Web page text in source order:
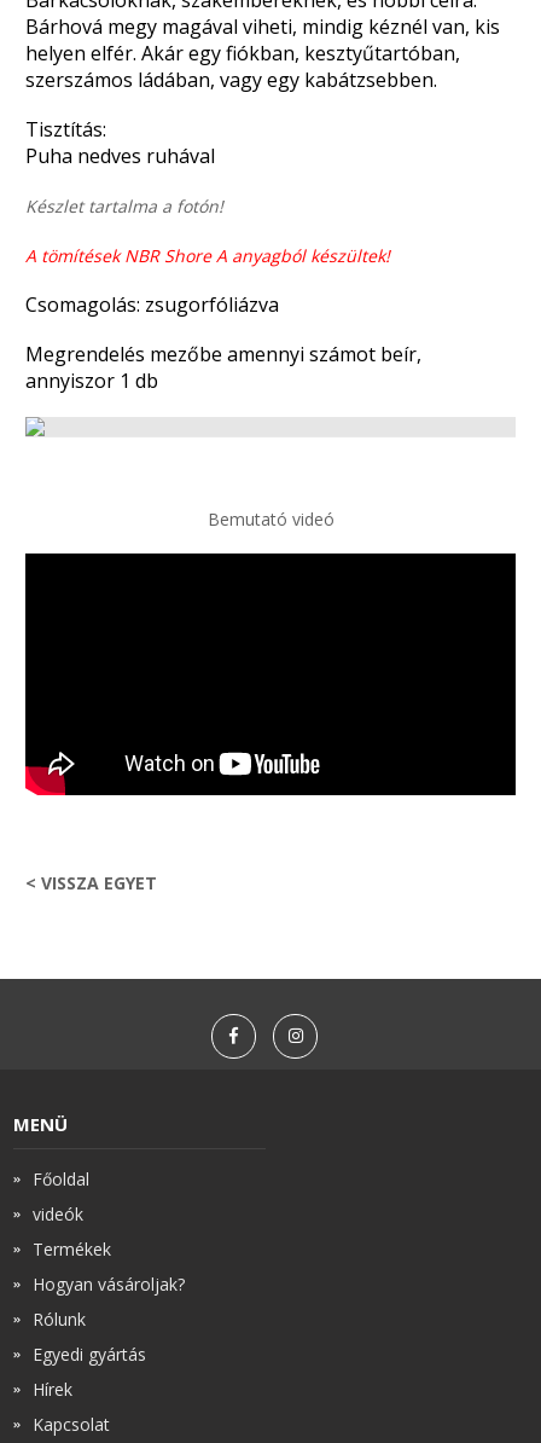
Bárhová megy magával viheti, mindig kéznél van, kis
helyen elfér. Akár egy fiókban, kesztyűtartóban,
szerszámos ládában, vagy egy kabátzsebben.
Tisztítás:
Puha nedves ruhával
Készlet tartalma a fotón!
A tömítések NBR Shore A anyagból készültek!
Csomagolás: zsugorfóliázva
Megrendelés mezőbe amennyi számot beír,
annyiszor 1 db
Bemutató videó
< VISSZA EGYET
MENÜ
Főoldal
videók
Termékek
Hogyan vásároljak?
Rólunk
Egyedi gyártás
Hírek
Kapcsolat